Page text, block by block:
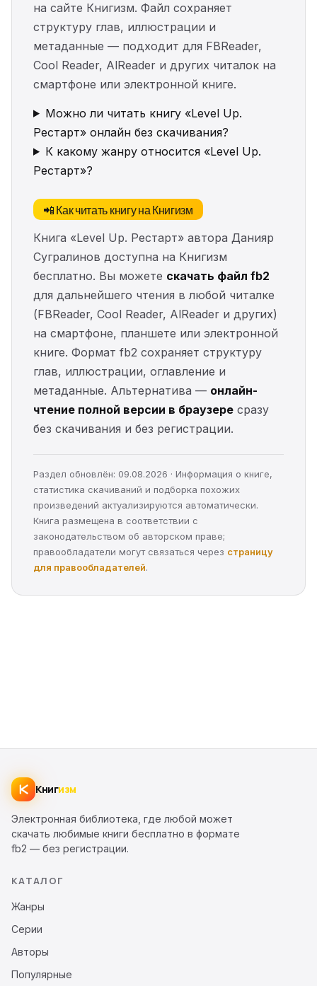
на сайте Книгизм. Файл сохраняет
структуру глав, иллюстрации и
метаданные — подходит для FBReader,
Cool Reader, AlReader и других читалок на
смартфоне или электронной книге.
Можно ли читать книгу «Level Up.
Рестарт» онлайн без скачивания?
К какому жанру относится «Level Up.
Рестарт»?
📲 Как читать книгу на Книгизм
Книга «Level Up. Рестарт» автора Данияр
Сугралинов доступна на Книгизм
бесплатно. Вы можете скачать файл fb2
для дальнейшего чтения в любой читалке
(FBReader, Cool Reader, AlReader и других)
на смартфоне, планшете или электронной
книге. Формат fb2 сохраняет структуру
глав, иллюстрации, оглавление и
метаданные. Альтернатива — онлайн-
чтение полной версии в браузере сразу
без скачивания и без регистрации.
Раздел обновлён: 09.08.2026 · Информация о книге,
статистика скачиваний и подборка похожих
произведений актуализируются автоматически.
Книга размещена в соответствии с
законодательством об авторском праве;
правообладатели могут связаться через страницу
для правообладателей.
Книгизм
Электронная библиотека, где любой может
скачать любимые книги бесплатно в формате
fb2 — без регистрации.
КАТАЛОГ
Жанры
Серии
Авторы
Популярные